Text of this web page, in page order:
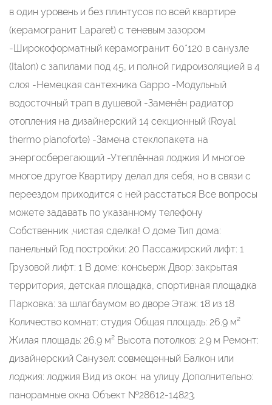
в один уровень и без плинтусов по всей квартире
(керамогранит Laparet) с теневым зазором
-Широкоформатный керамогранит 60*120 в санузле
(Italon) с запилами под 45, и полной гидроизоляцией в 4
слоя -Немецкая сантехника Gappo -Модульный
водосточный трап в душевой -Заменён радиатор
отопления на дизайнерский 14 секционный (Royal
thermo pianoforte) -Замена стеклопакета на
энергосберегающий -Утеплённая лоджия И многое
многое другое Квартиру делал для себя, но в связи с
переездом приходится с ней расстаться Все вопросы
можете задавать по указанному телефону
Собственник ,чистая сделка! О доме Тип дома:
панельный Год постройки: 20 Пассажирский лифт: 1
Грузовой лифт: 1 В доме: консьерж Двор: закрытая
территория, детская площадка, спортивная площадка
Парковка: за шлагбаумом во дворе Этаж: 18 из 18
Количество комнат: студия Общая площадь: 26.9 м²
Жилая площадь: 26.9 м² Высота потолков: 2.9 м Ремонт:
дизайнерский Санузел: совмещенный Балкон или
лоджия: лоджия Вид из окон: на улицу Дополнительно:
панорамные окна Объект №28612-14823.